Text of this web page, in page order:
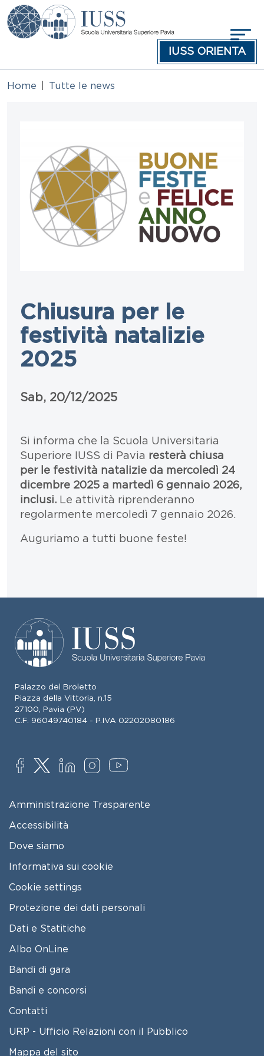
Salta al contenuto principale
IUSS ORIENTA
Home Tutte le news
Chiusura per le
festività natalizie
2025
Data
Sab, 20/12/2025
Paragrafo
Testo
Si informa che la Scuola Universitaria
Superiore IUSS di Pavia resterà chiusa
per le festività natalizie da mercoledì 24
dicembre 2025 a martedì 6 gennaio 2026,
inclusi. Le attività riprenderanno
regolarmente mercoledì 7 gennaio 2026.
Auguriamo a tutti buone feste!
Palazzo del Broletto
Piazza della Vittoria, n.15
27100, Pavia (PV)
C.F. 96049740184 - P.IVA 02202080186
SOCIAL
FOOTER MENU
Amministrazione Trasparente
Accessibilità
Dove siamo
Informativa sui cookie
Cookie settings
Protezione dei dati personali
Dati e Statitiche
FOOTER 2
Albo OnLine
Bandi di gara
Bandi e concorsi
Contatti
URP - Ufficio Relazioni con il Pubblico
Mappa del sito